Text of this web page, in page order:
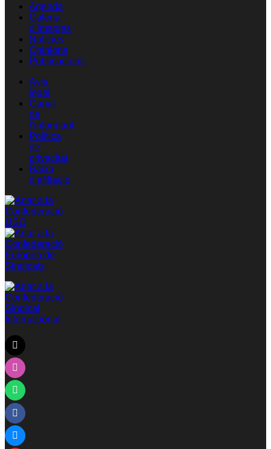
Agenda
Galeria
d’imatges
Notícies
Opinions
Publicacions
Avís
legal
Canal
de
l’informant
Política
de
privacitat
Baixa
d’afiliació